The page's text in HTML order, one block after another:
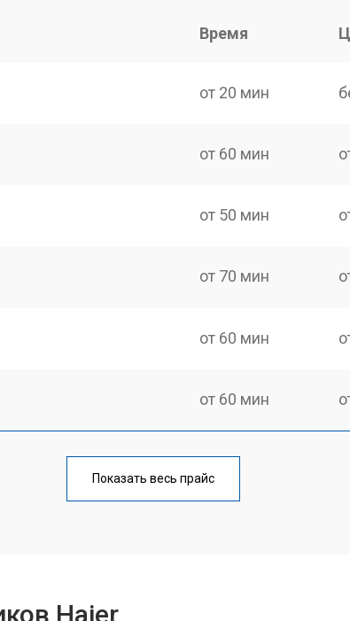
Время
от 20 мин
от 60 мин
от 50 мин
от 70 мин
от 60 мин
от 60 мин
от 50 мин
Показать весь прайс
Haier